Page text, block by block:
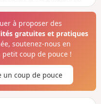
(chasse aux
Troussas.
à proposer des
gratuites et pratiques
soutenez-nous en
coup de pouce !
un coup de pouce